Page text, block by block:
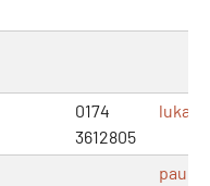
0174
3612805